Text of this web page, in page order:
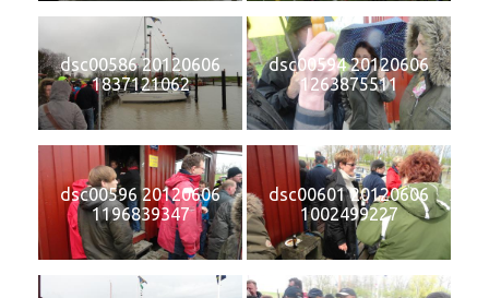
dsc00586 20120606
1837121062
dsc00594 20120606
1263875511
dsc00596 20120606
1196839347
dsc00601 20120606
1002499227